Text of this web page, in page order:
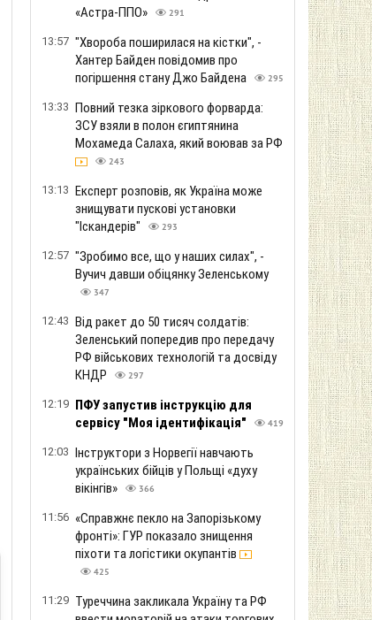
«Астра-ППО»
291
13:57 "Хвороба поширилася на кістки", -
Хантер Байден повідомив про
погіршення стану Джо Байдена
295
13:33 Повний тезка зіркового форварда:
ЗСУ взяли в полон єгиптянина
Мохамеда Салаха, який воював за РФ
243
13:13 Експерт розповів, як Україна може
знищувати пускові установки
"Іскандерів"
293
12:57 "Зробимо все, що у наших силах", -
Вучич давши обіцянку Зеленському
347
12:43 Від ракет до 50 тисяч солдатів:
Зеленський попередив про передачу
РФ військових технологій та досвіду
КНДР
297
12:19 ПФУ запустив інструкцію для
сервісу "Моя ідентифікація"
419
12:03 Інструктори з Норвегії навчають
українських бійців у Польщі «духу
вікінгів»
366
11:56 «Справжнє пекло на Запорізькому
фронті»: ГУР показало знищення
піхоти та логістики окупантів
425
11:29 Туреччина закликала Україну та РФ